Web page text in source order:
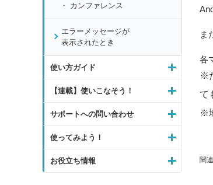
ま
各
※
て
※
関
カンファレンス
エラーメッセージが
表示されたとき
使い方ガイド
【連載】使いこなそう！
サポートへの問い合わせ
使ってみよう！
お役立ち情報